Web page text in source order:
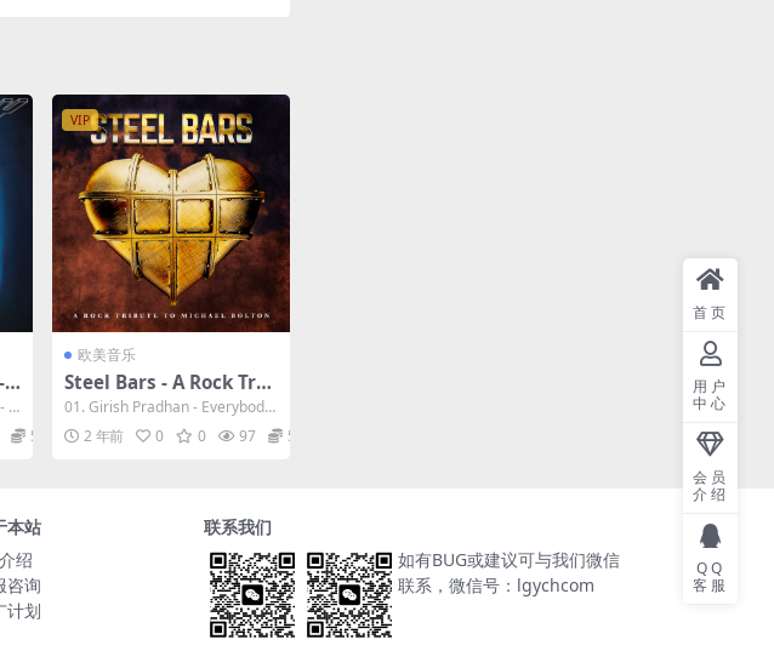
1
F
5
VIP
欧美音乐
Steel Bars - A Rock Trib
ute To Michael Bolton
2023 [24Bit/44.1kHz]
[Hi-Res Flac 551MB]
01. Girish Pradhan - Everybod
y's Crazy 0...
2 年前 0 0 97 5
本站
绍
咨询
计划
联系我们
如有BUG或建议可与我们微信
联系，微信号：lgychcom
首页
用户
中心
会员
介绍
QQ
客服